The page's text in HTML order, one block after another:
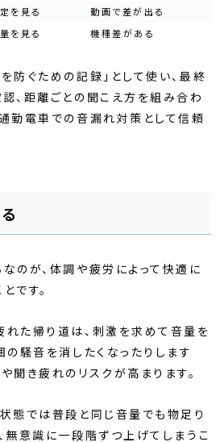
を見る
動画で差が出る
を見る 機種差がある
防ぐための記録」として使い、最終
、距離ごとの聞こえ方を組み合わ
勤電車での音漏れ対策として信頼
のが、体調や疲労によって快適に
です。
た帰り道は、刺激を求めて音量を
の騒音を消したくなったりします
聞き疲れのリスクが高まります。
態では普段と同じ音量でも物足り
無意識に一段階ずつ上げてしまうこ